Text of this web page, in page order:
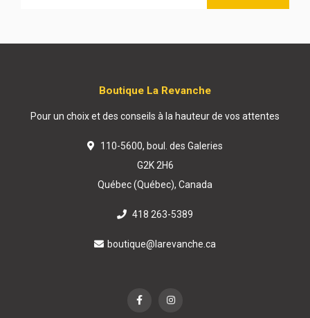
Boutique La Revanche
Pour un choix et des conseils à la hauteur de vos attentes
110-5600, boul. des Galeries
G2K 2H6
Québec (Québec), Canada
418 263-5389
boutique@larevanche.ca